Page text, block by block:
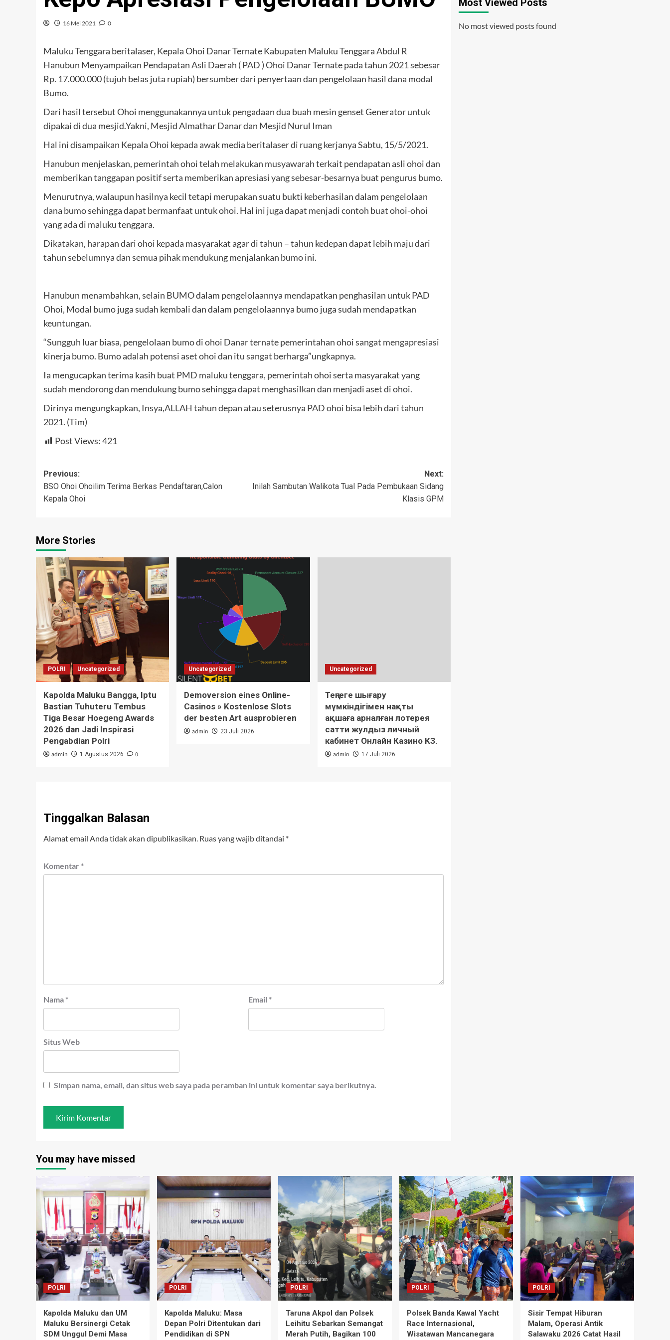
16 Mei 2021 0
Maluku Tenggara beritalaser, Kepala Ohoi Danar Ternate Kabupaten Maluku Tenggara Abdul R
Hanubun Menyampaikan Pendapatan Asli Daerah ( PAD ) Ohoi Danar Ternate pada tahun 2021 sebesar
Rp. 17.000.000 (tujuh belas juta rupiah) bersumber dari penyertaan dan pengelolaan hasil dana modal
Bumo.
Dari hasil tersebut Ohoi menggunakannya untuk pengadaan dua buah mesin genset Generator untuk
dipakai di dua mesjid.Yakni, Mesjid Almathar Danar dan Mesjid Nurul Iman
Hal ini disampaikan Kepala Ohoi kepada awak media beritalaser di ruang kerjanya Sabtu, 15/5/2021.
Hanubun menjelaskan, pemerintah ohoi telah melakukan musyawarah terkait pendapatan asli ohoi dan
memberikan tanggapan positif serta memberikan apresiasi yang sebesar-besarnya buat pengurus bumo.
Menurutnya, walaupun hasilnya kecil tetapi merupakan suatu bukti keberhasilan dalam pengelolaan
dana bumo sehingga dapat bermanfaat untuk ohoi. Hal ini juga dapat menjadi contoh buat ohoi-ohoi
yang ada di maluku tenggara.
Dikatakan, harapan dari ohoi kepada masyarakat agar di tahun – tahun kedepan dapat lebih maju dari
tahun sebelumnya dan semua pihak mendukung menjalankan bumo ini.
Hanubun menambahkan, selain BUMO dalam pengelolaannya mendapatkan penghasilan untuk PAD
Ohoi, Modal bumo juga sudah kembali dan dalam pengelolaannya bumo juga sudah mendapatkan
keuntungan.
“Sungguh luar biasa, pengelolaan bumo di ohoi Danar ternate pemerintahan ohoi sangat mengapresiasi
kinerja bumo. Bumo adalah potensi aset ohoi dan itu sangat berharga”ungkapnya.
Ia mengucapkan terima kasih buat PMD maluku tenggara, pemerintah ohoi serta masyarakat yang
sudah mendorong dan mendukung bumo sehingga dapat menghasilkan dan menjadi aset di ohoi.
Dirinya mengungkapkan, Insya,ALLAH tahun depan atau seterusnya PAD ohoi bisa lebih dari tahun
2021. (Tim)
Post Views:421
Post
navigation
Previous:
BSO Ohoi Ohoilim Terima Berkas Pendaftaran,Calon
Kepala Ohoi
Next:
Inilah Sambutan Walikota Tual Pada Pembukaan Sidang
Klasis GPM
More Stories
POLRI Uncategorized
Kapolda Maluku Bangga, Iptu
Bastian Tuhuteru Tembus
Tiga Besar Hoegeng Awards
2026 dan Jadi Inspirasi
Pengabdian Polri
admin 1 Agustus 2026 0
Uncategorized
Demoversion eines Online-
Casinos » Kostenlose Slots
der besten Art ausprobieren
admin 23 Juli 2026
Uncategorized
Теңгеге шығару
мүмкіндігімен нақты
ақшаға арналған лотерея
сатти жулдыз личный
кабинет Онлайн Казино КЗ.
admin 17 Juli 2026
Tinggalkan Balasan
Alamat email Anda tidak akan dipublikasikan. Ruas yang wajib ditandai *
Komentar *
Nama * Email *
Situs Web
Simpan nama, email, dan situs web saya pada peramban ini untuk komentar saya berikutnya.
Most Viewed Posts
No most viewed posts found
You may have missed
POLRI
Kapolda Maluku dan UM
Maluku Bersinergi Cetak
SDM Unggul Demi Masa
POLRI
Kapolda Maluku: Masa
Depan Polri Ditentukan dari
Pendidikan di SPN
POLRI
Taruna Akpol dan Polsek
Leihitu Sebarkan Semangat
Merah Putih, Bagikan 100
POLRI
Polsek Banda Kawal Yacht
Race Internasional,
Wisatawan Mancanegara
POLRI
Sisir Tempat Hiburan
Malam, Operasi Antik
Salawaku 2026 Catat Hasil